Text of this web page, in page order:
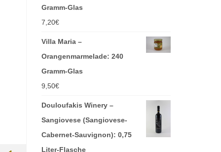
Gramm-Glas
7,20€
Villa Maria –
Orangenmarmelade: 240
Gramm-Glas
9,50€
Douloufakis Winery –
Sangiovese (Sangiovese-
Cabernet-Sauvignon): 0,75
Liter-Flasche